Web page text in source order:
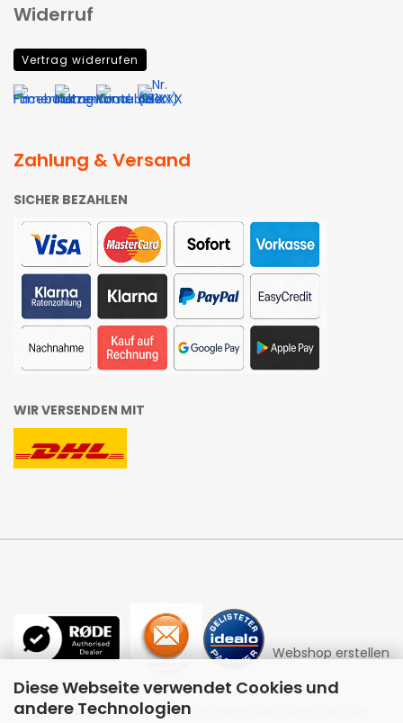
Diese Webseite verwendet Cookies und
andere Technologien
Widerruf
Vertrag widerrufen
Zahlung & Versand
SICHER BEZAHLEN
WIR VERSENDEN MIT
Webshop erstellen
mit Gambio.de © 2026 | Template von